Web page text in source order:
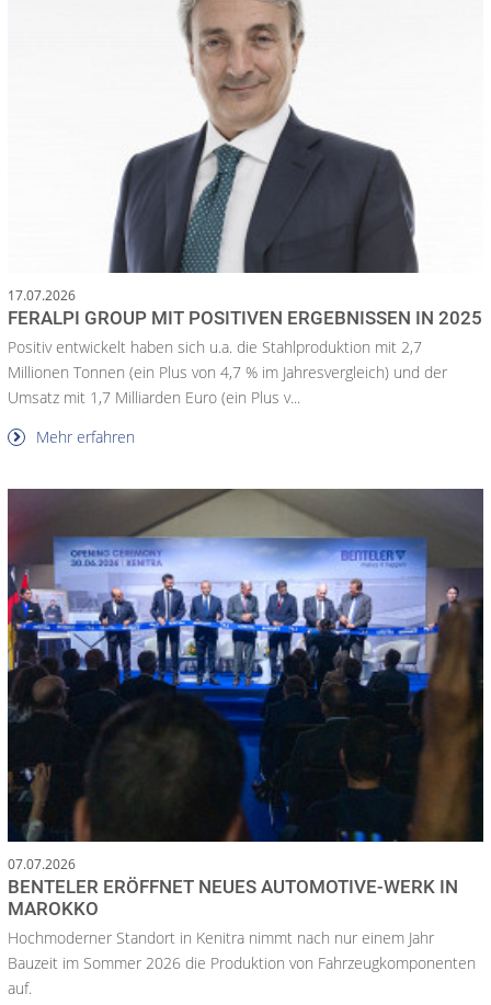
17.07.2026
FERALPI GROUP MIT POSITIVEN ERGEBNISSEN IN 2025
Positiv entwickelt haben sich u.a. die Stahlproduktion mit 2,7
Millionen Tonnen (ein Plus von 4,7 % im Jahresvergleich) und der
Umsatz mit 1,7 Milliarden Euro (ein Plus v...
Mehr erfahren
07.07.2026
BENTELER ERÖFFNET NEUES AUTOMOTIVE-WERK IN
MAROKKO
Hochmoderner Standort in Kenitra nimmt nach nur einem Jahr
Bauzeit im Sommer 2026 die Produktion von Fahrzeugkomponenten
auf.